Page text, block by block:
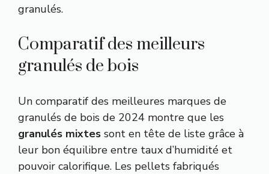
granulés.
Comparatif des meilleurs
granulés de bois
Un comparatif des meilleures marques de
granulés de bois de 2024 montre que les
granulés mixtes sont en tête de liste grâce à
leur bon équilibre entre taux d’humidité et
pouvoir calorifique. Les pellets fabriqués